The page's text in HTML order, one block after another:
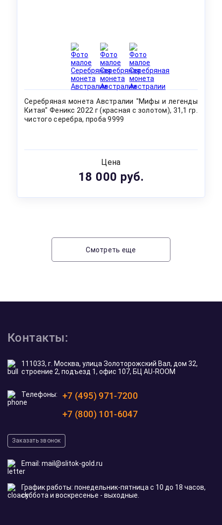
Серебряная монета Австралии "Мифы и легенды
Китая" Феникс 2022 г (красная с золотом), 31,1 гр.
чистого серебра, проба 9999
Цена
18 000 руб.
Смотреть еще
Контакты:
111033, г. Москва, улица Золоторожский Вал, дом 32,
строение 2, подъезд 1, офис 107, БЦ AU-ROOM
Телефоны:
+7 (495) 971-7200
+7 (800) 101-6047
Заказать звонок
Email: mail@slitok-gold.ru
График работы: понедельник-пятница с 10 до 18 часов,
суббота и воскресенье - выходные.